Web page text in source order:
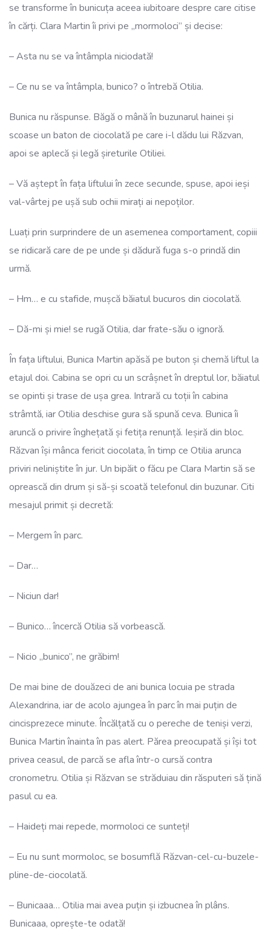
se transforme în bunicuța aceea iubitoare despre care citise
în cărți. Clara Martin îi privi pe „mormoloci” și decise:
– Asta nu se va întâmpla niciodată!
– Ce nu se va întâmpla, bunico? o întrebă Otilia.
Bunica nu răspunse. Băgă o mână în buzunarul hainei și
scoase un baton de ciocolată pe care i-l dădu lui Răzvan,
apoi se aplecă și legă șireturile Otiliei.
– Vă aștept în fața liftului în zece secunde, spuse, apoi ieși
val-vârtej pe ușă sub ochii mirați ai nepoților.
Luați prin surprindere de un asemenea comportament, copiii
se ridicară care de pe unde și dădură fuga s-o prindă din
urmă.
– Hm… e cu stafide, mușcă băiatul bucuros din ciocolată.
– Dă-mi și mie! se rugă Otilia, dar frate-său o ignoră.
În fața liftului, Bunica Martin apăsă pe buton și chemă liftul la
etajul doi. Cabina se opri cu un scrâșnet în dreptul lor, băiatul
se opinti și trase de ușa grea. Intrară cu toții în cabina
strâmtă, iar Otilia deschise gura să spună ceva. Bunica îi
aruncă o privire înghețată și fetița renunță. Ieșiră din bloc.
Răzvan își mânca fericit ciocolata, în timp ce Otilia arunca
priviri neliniștite în jur. Un bipăit o făcu pe Clara Martin să se
oprească din drum și să-și scoată telefonul din buzunar. Citi
mesajul primit și decretă:
– Mergem în parc.
– Dar…
– Niciun dar!
– Bunico… încercă Otilia să vorbească.
– Nicio „bunico”, ne grăbim!
De mai bine de douăzeci de ani bunica locuia pe strada
Alexandrina, iar de acolo ajungea în parc în mai puțin de
cincisprezece minute. Încălțată cu o pereche de teniși verzi,
Bunica Martin înainta în pas alert. Părea preocupată și își tot
privea ceasul, de parcă se afla într-o cursă contra
cronometru. Otilia și Răzvan se străduiau din răsputeri să țină
pasul cu ea.
– Haideți mai repede, mormoloci ce sunteți!
– Eu nu sunt mormoloc, se bosumflă Răzvan-cel-cu-buzele-
pline-de-ciocolată.
– Bunicaaa… Otilia mai avea puțin și izbucnea în plâns.
Bunicaaa, oprește-te odată!